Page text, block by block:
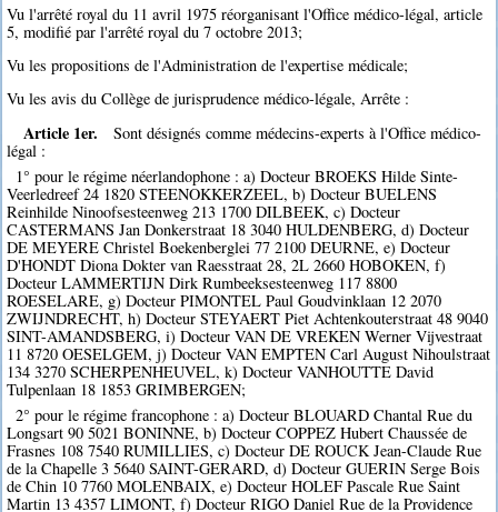
Vu l'arrêté royal du 11 avril 1975 réorganisant l'Office médico-légal, article
5, modifié par l'arrêté royal du 7 octobre 2013;
Vu les propositions de l'Administration de l'expertise médicale;
Vu les avis du Collège de jurisprudence médico-légale, Arrête :
Article 1er.
Sont désignés comme médecins-experts à l'Office médico-
légal :
1° pour le régime néerlandophone : a) Docteur BROEKS Hilde Sinte-
Veerledreef 24 1820 STEENOKKERZEEL, b) Docteur BUELENS
Reinhilde Ninoofsesteenweg 213 1700 DILBEEK, c) Docteur
CASTERMANS Jan Donkerstraat 18 3040 HULDENBERG, d) Docteur
DE MEYERE Christel Boekenberglei 77 2100 DEURNE, e) Docteur
D'HONDT Diona Dokter van Raesstraat 28, 2L 2660 HOBOKEN, f)
Docteur LAMMERTIJN Dirk Rumbeeksesteenweg 117 8800
ROESELARE, g) Docteur PIMONTEL Paul Goudvinklaan 12 2070
ZWIJNDRECHT, h) Docteur STEYAERT Piet Achtenkouterstraat 48 9040
SINT-AMANDSBERG, i) Docteur VAN DE VREKEN Werner Vijvestraat
11 8720 OESELGEM, j) Docteur VAN EMPTEN Carl August Nihoulstraat
134 3270 SCHERPENHEUVEL, k) Docteur VANHOUTTE David
Tulpenlaan 18 1853 GRIMBERGEN;
2° pour le régime francophone : a) Docteur BLOUARD Chantal Rue du
Longsart 90 5021 BONINNE, b) Docteur COPPEZ Hubert Chaussée de
Frasnes 108 7540 RUMILLIES, c) Docteur DE ROUCK Jean-Claude Rue
de la Chapelle 3 5640 SAINT-GERARD, d) Docteur GUERIN Serge Bois
de Chin 10 7760 MOLENBAIX, e) Docteur HOLEF Pascale Rue Saint
Martin 13 4357 LIMONT, f) Docteur RIGO Daniel Rue de la Providence